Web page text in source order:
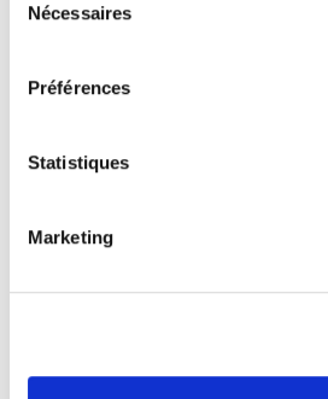
Nécessaires
Préférences
Statistiques
Marketing